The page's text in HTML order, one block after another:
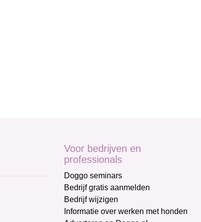
Voor bedrijven en
professionals
Doggo seminars
Bedrijf gratis aanmelden
Bedrijf wijzigen
Informatie over werken met honden